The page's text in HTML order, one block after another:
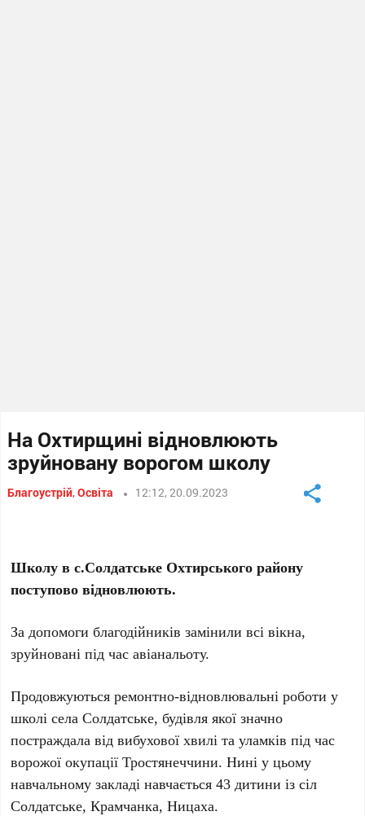
На Охтирщині відновлюють
зруйновану ворогом школу
Благоустрій,Освіта 12:12, 20.09.2023
Школу в с.Солдатське Охтирського району
поступово відновлюють.
За допомоги благодійників замінили всі вікна,
зруйновані під час авіанальоту.
Продовжуються ремонтно-відновлювальні роботи у
школі села Солдатське, будівля якої значно
постраждала від вибухової хвилі та уламків під час
ворожої окупації Тростянеччини. Нині у цьому
навчальному закладі навчається 43 дитини із сіл
Солдатське, Крамчанка, Ницаха.